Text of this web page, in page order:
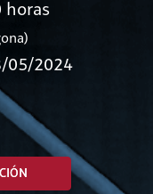
horas
05/2024